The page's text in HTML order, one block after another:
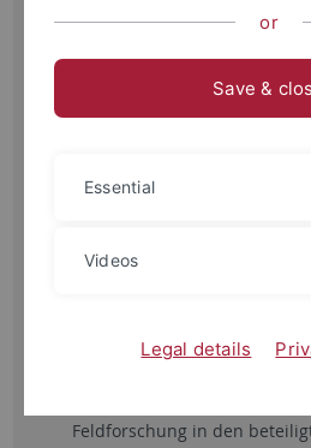
Medizintechnik und deckte ein
Robotikforschung ab.
leiteten sich von den
Zustimmung sowie
Feldforschung in den
or
Save &
Essential
Videos
Legal details